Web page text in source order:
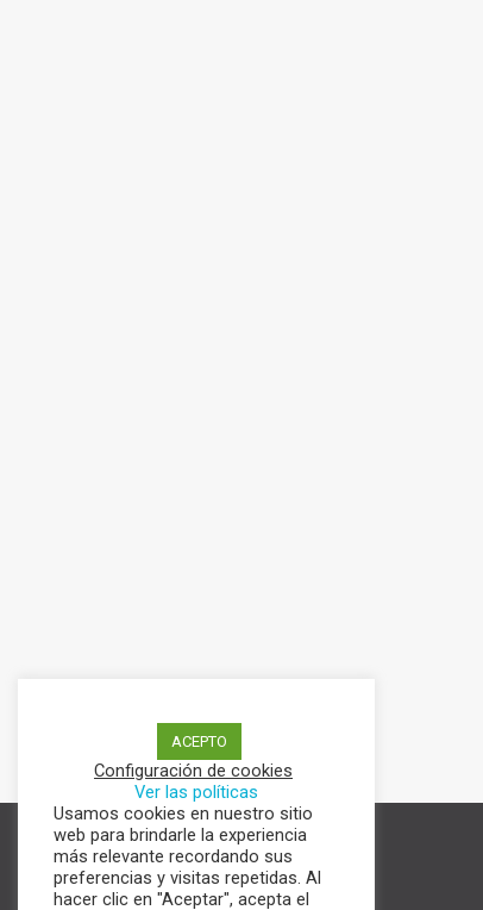
Términos y condiciones
Aviso de Privacidad
Política de cookies
ACEPTO
Configuración de cookies
Ver las políticas
Usamos cookies en nuestro sitio
web para brindarle la experiencia
más relevante recordando sus
preferencias y visitas repetidas. Al
hacer clic en "Aceptar", acepta el